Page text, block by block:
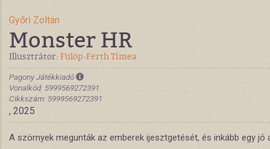
Győri Zoltán
Monster HR
Illusztrátor: Fülöp-Ferth Tímea
Pagony Játékkiadó
Vonalkód: 5999569272391
Cikkszám: 5999569272391
, 2025
A szörnyek megunták az emberek ijesztgetését, és inkább egy